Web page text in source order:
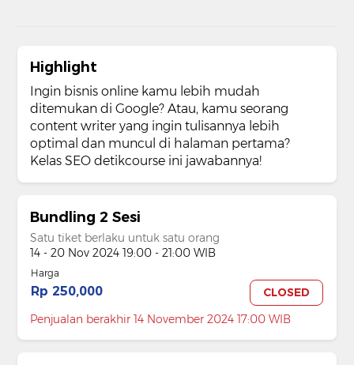
Highlight
Ingin bisnis online kamu lebih mudah
ditemukan di Google? Atau, kamu seorang
content writer yang ingin tulisannya lebih
optimal dan muncul di halaman pertama?
Kelas SEO detikcourse ini jawabannya!
Bundling 2 Sesi
Satu tiket berlaku untuk satu orang
14 - 20 Nov 2024 19:00 - 21:00 WIB
Harga
Rp 250,000
CLOSED
Penjualan berakhir 14 November 2024 17:00 WIB